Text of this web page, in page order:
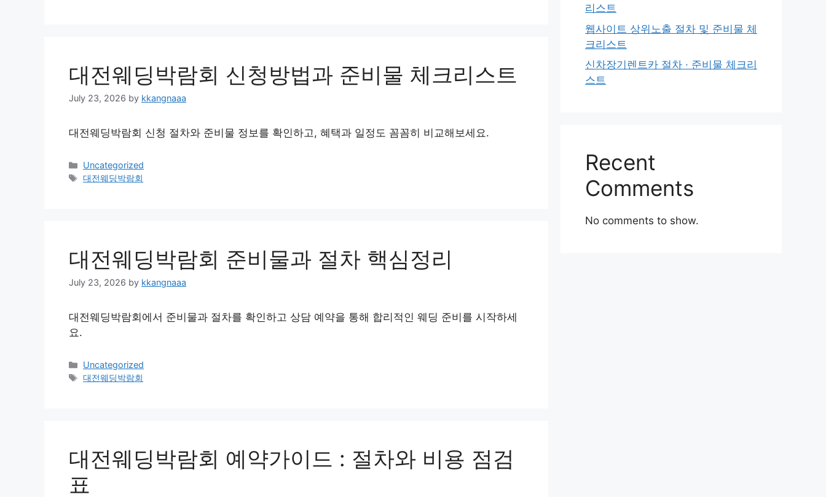
대전웨딩박람회 신청방법과 준비물 체크리스트
July 23, 2026 by kkangnaaa
대전웨딩박람회 신청 절차와 준비물 정보를 확인하고, 혜택과 일정도 꼼꼼히 비교해보세요.
Categories
Uncategorized
Tags
대전웨딩박람회
대전웨딩박람회 준비물과 절차 핵심정리
July 23, 2026 by kkangnaaa
대전웨딩박람회에서 준비물과 절차를 확인하고 상담 예약을 통해 합리적인 웨딩 준비를 시작하세
요.
Categories
Uncategorized
Tags
대전웨딩박람회
대전웨딩박람회 예약가이드 : 절차와 비용 점검
표
리스트
웹사이트 상위노출 절차 및 준비물 체
크리스트
신차장기렌트카 절차 · 준비물 체크리
스트
Recent
Comments
No comments to show.